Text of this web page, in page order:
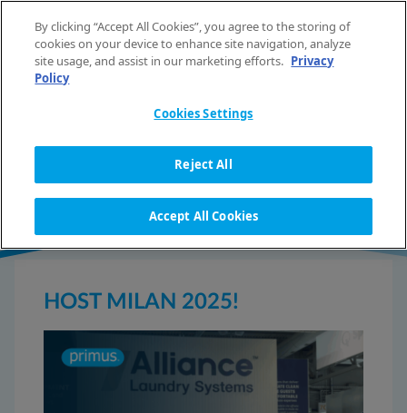
ES
DETALLE DE LA NOTICIA
HOST MILAN 2025!
By clicking “Accept All Cookies”, you agree to the storing of
cookies on your device to enhance site navigation, analyze
site usage, and assist in our marketing efforts. Privacy
Policy
Cookies Settings
Reject All
Accept All Cookies